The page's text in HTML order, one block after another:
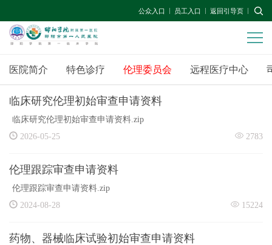
公众入口 员工入口 返回引导页
医院简介 特色诊疗 伦理委员会 远程医疗中心
临床研究伦理初始审查申请资料
临床研究伦理初始审查申请资料.zip
2026-05-25
2783
伦理跟踪审查申请资料
伦理跟踪审查申请资料.zip
2024-08-28
15224
药物、器械临床试验初始审查申请资料